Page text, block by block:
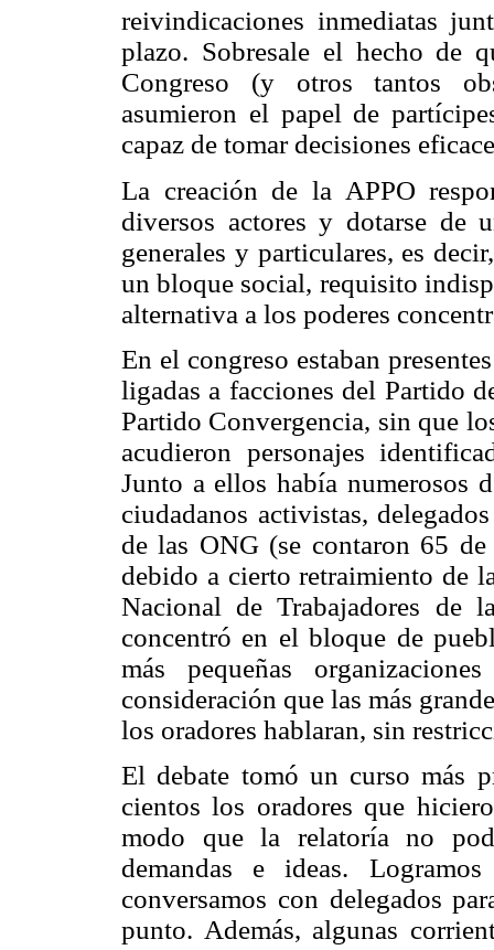
reivindicaciones inmediatas
plazo. Sobresale el hecho de
Congreso (y otros tantos
asumieron el papel de
capaz de tomar decisiones
La creación de la APPO
diversos actores y dotarse de
generales y particulares, es
un bloque social, requisito
alternativa a los poderes
En el congreso estaban
ligadas a facciones del Partido
Partido Convergencia, sin que
acudieron personajes
Junto a ellos había numerosos
ciudadanos activistas,
de las ONG (se contaron 65
debido a cierto retraimiento de
Nacional de Trabajadores de
concentró en el bloque de
más pequeñas
consideración que las más
los oradores hablaran, sin
El debate tomó un curso más
cientos los oradores que
modo que la relatoría no
demandas e ideas.
conversamos con delegados
punto. Además, algunas